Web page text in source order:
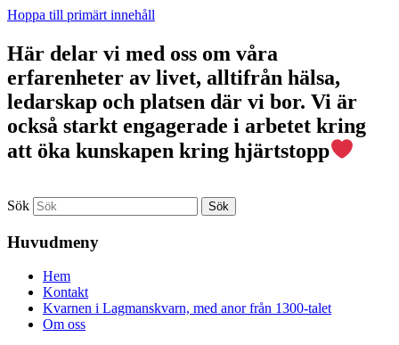
Hoppa till primärt innehåll
Här delar vi med oss om våra
erfarenheter av livet, alltifrån hälsa,
ledarskap och platsen där vi bor. Vi är
också starkt engagerade i arbetet kring
att öka kunskapen kring hjärtstopp
Sök
Huvudmeny
Hem
Kontakt
Kvarnen i Lagmanskvarn, med anor från 1300-talet
Om oss